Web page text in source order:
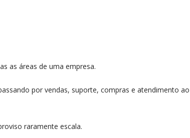
as áreas de uma empresa.
por vendas, suporte, compras e atendimento ao
raramente escala.